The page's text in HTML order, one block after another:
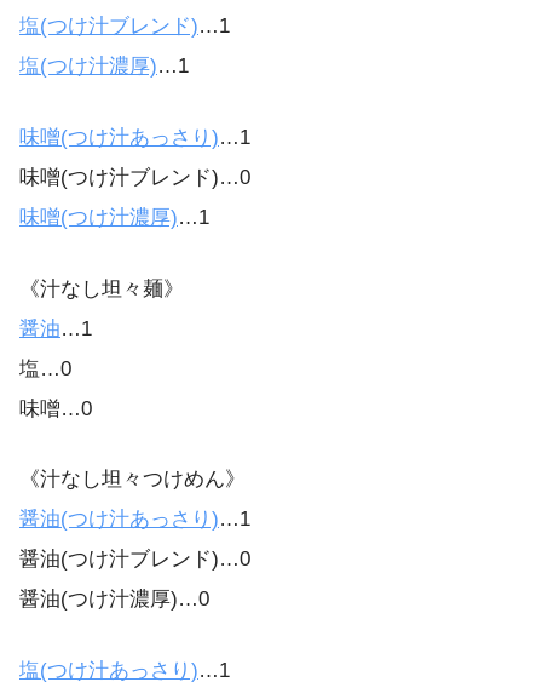
塩(つけ汁ブレンド)…1
塩(つけ汁濃厚)…1
味噌(つけ汁あっさり)…1
味噌(つけ汁ブレンド)…0
味噌(つけ汁濃厚)…1
《汁なし坦々麺》
醤油…1
塩…0
味噌…0
《汁なし坦々つけめん》
醤油(つけ汁あっさり)…1
醤油(つけ汁ブレンド)…0
醤油(つけ汁濃厚)…0
塩(つけ汁あっさり)…1